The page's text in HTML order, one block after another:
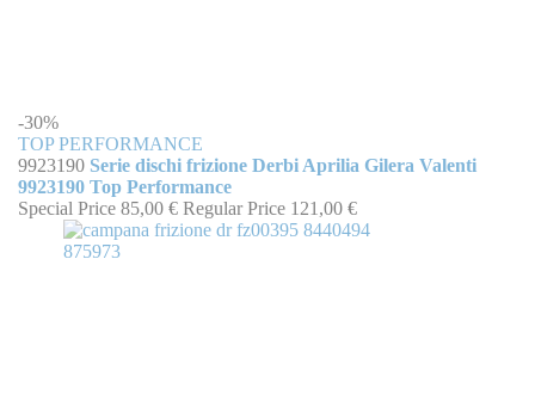
-30%
TOP PERFORMANCE
9923190 Serie dischi frizione Derbi Aprilia Gilera Valenti
9923190 Top Performance
Special Price 85,00 € Regular Price 121,00 €